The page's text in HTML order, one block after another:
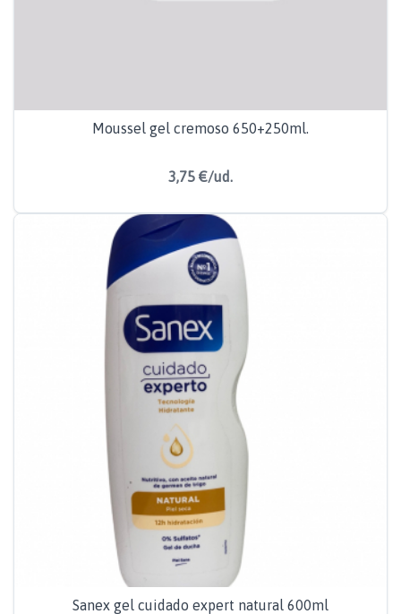
Moussel gel cremoso 650+250ml.
3,75 €/ud.
Sanex gel cuidado expert natural 600ml